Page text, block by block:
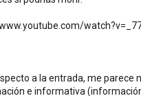
a la entrada, me parece
e informativa